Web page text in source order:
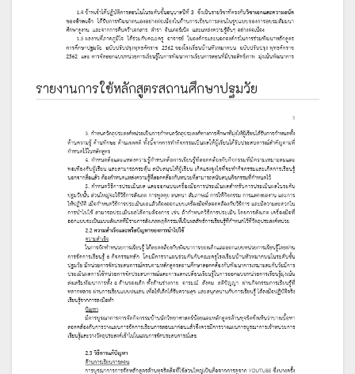
รายงานการใช้หลักสูตรสถานศึกษาปฐมวัย